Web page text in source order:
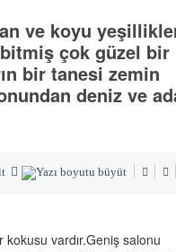
ve koyu
çok güzel bir
bir tanesi zemin
deniz ve
vardır.Geniş salonu